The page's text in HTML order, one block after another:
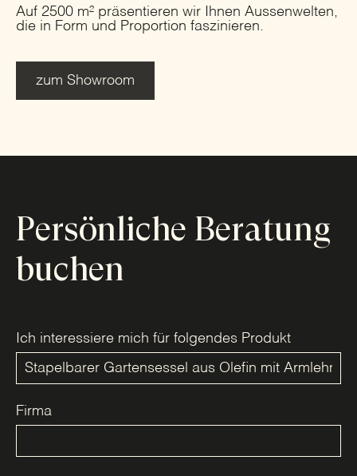
Auf 2500 m² präsentieren wir Ihnen Aussenwelten,
die in Form und Proportion faszinieren.
zum Showroom
Persönliche Beratung
buchen
Ich interessiere mich für folgendes Produkt
Firma